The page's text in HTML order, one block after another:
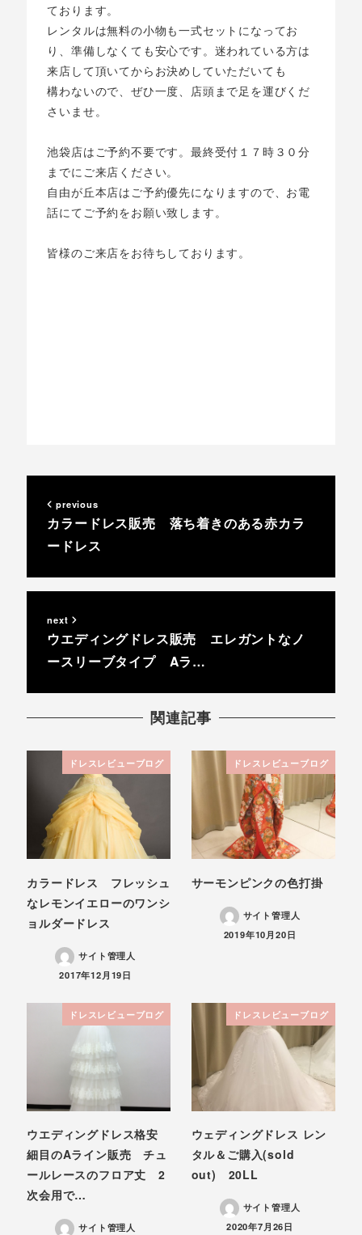
ております。
レンタルは無料の小物も一式セットになってお
り、準備しなくても安心です。迷われている方は
来店して頂いてからお決めしていただいても
構わないので、ぜひ一度、店頭まで足を運びくだ
さいませ。
池袋店はご予約不要です。最終受付１７時３０分
までにご来店ください。
自由が丘本店はご予約優先になりますので、お電
話にてご予約をお願い致します。
皆様のご来店をお待ちしております。
previous
カラードレス販売 落ち着きのある赤カラ
ードレス
next
ウエディングドレス販売 エレガントなノ
ースリーブタイプ Aラ…
関連記事
ドレスレビューブログ
カラードレス フレッシュ
なレモンイエローのワンシ
ョルダードレス
サイト管理人
投稿日
2017年12月19日
ドレスレビューブログ
サーモンピンクの色打掛
サイト管理人
投稿日
2019年10月20日
ドレスレビューブログ
ウエディングドレス格安
細目のAライン販売 チュ
ールレースのフロア丈 2
次会用で…
サイト管理人
ドレスレビューブログ
ウェディングドレス レン
タル＆ご購入(sold
out) 20LL
サイト管理人
投稿日
2020年7月26日